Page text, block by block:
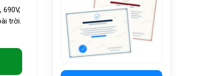
690V,
trời.
số lượng